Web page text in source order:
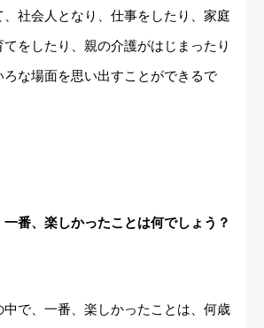
、社会人となり、仕事をしたり、家庭
てをしたり、親の介護がはじまったり
ろな場面を思い出すことができるで
番、楽しかったことは何でしょう？
中で、一番、楽しかったことは、何歳